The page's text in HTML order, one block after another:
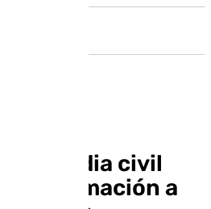
guardia civil
información a